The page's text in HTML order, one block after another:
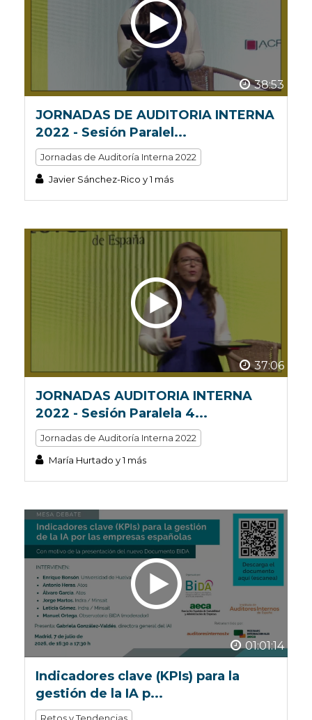
38:53
JORNADAS DE AUDITORIA INTERNA
2022 - Sesión Paralel...
Jornadas de Auditoría Interna 2022
Javier Sánchez-Rico y 1 más
37:06
JORNADAS AUDITORIA INTERNA
2022 - Sesión Paralela 4...
Jornadas de Auditoría Interna 2022
María Hurtado y 1 más
01:01:14
Indicadores clave (KPIs) para la
gestión de la IA p...